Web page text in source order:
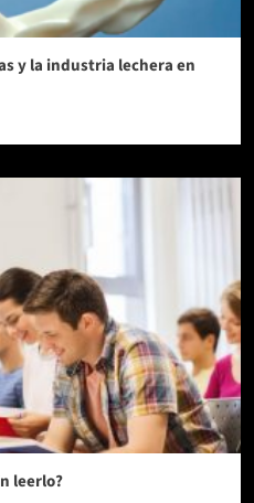
y la industria lechera en
leerlo?